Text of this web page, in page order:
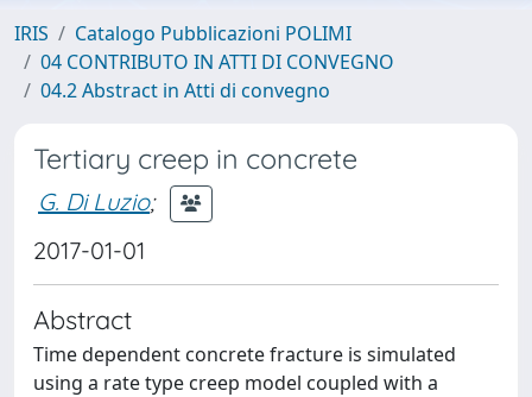
IRIS
Catalogo Pubblicazioni POLIMI
04 CONTRIBUTO IN ATTI DI CONVEGNO
04.2 Abstract in Atti di convegno
Tertiary creep in concrete
G. Di Luzio;
2017-01-01
Abstract
Time dependent concrete fracture is simulated
using a rate type creep model coupled with a